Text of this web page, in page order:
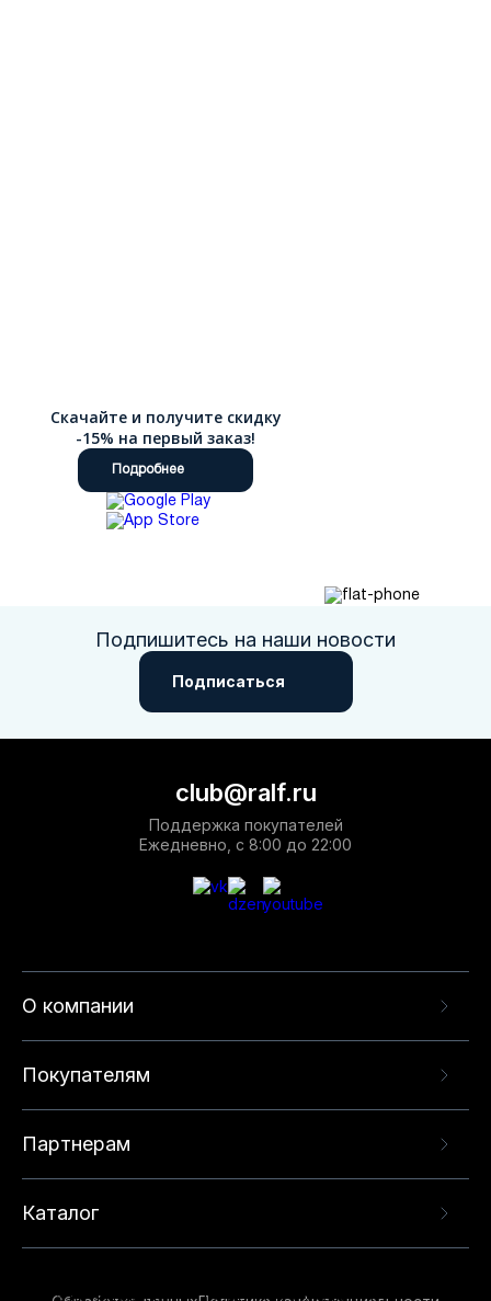
Скачайте и получите скидку
-15% на первый заказ!
Подробнее
Подпишитесь на наши новости
Подписаться
О компании
Покупателям
Партнерам
Каталог
club@ralf.ru
Поддержка покупателей
Ежедневно, с 8:00 до 22:00